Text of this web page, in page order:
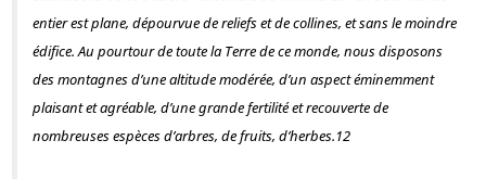
entier est plane, dépourvue de reliefs et de collines, et sans le moindre
édifice. Au pourtour de toute la Terre de ce monde, nous disposons
des montagnes d’une altitude modérée, d’un aspect éminemment
plaisant et agréable, d’une grande fertilité et recouverte de
nombreuses espèces d’arbres, de fruits, d’herbes.12